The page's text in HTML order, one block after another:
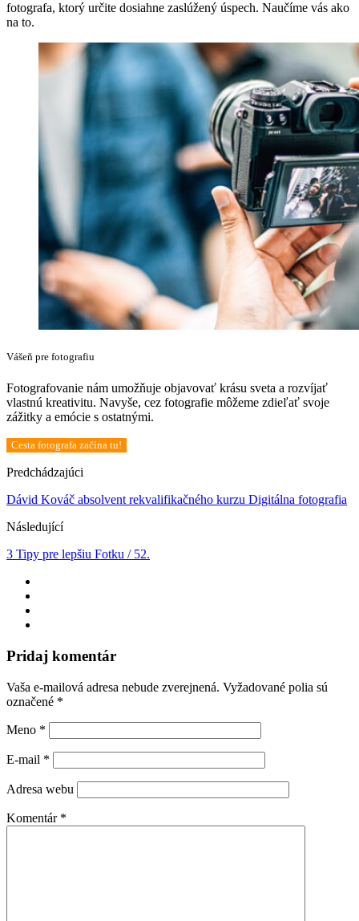
fotografa, ktorý určite dosiahne zaslúžený úspech. Naučíme vás ako
na to.
Vášeň pre fotografiu
Fotografovanie nám umožňuje objavovať krásu sveta a rozvíjať
vlastnú kreativitu. Navyše, cez fotografie môžeme zdieľať svoje
zážitky a emócie s ostatnými.
Cesta fotografa začína tu!
Predchádzajúci
Dávid Kováč absolvent rekvalifikačného kurzu Digitálna fotografia
Následující
3 Tipy pre lepšiu Fotku / 52.
Pridaj komentár
Vaša e-mailová adresa nebude zverejnená. Vyžadované polia sú
označené *
Meno *
E-mail *
Adresa webu
Komentár *